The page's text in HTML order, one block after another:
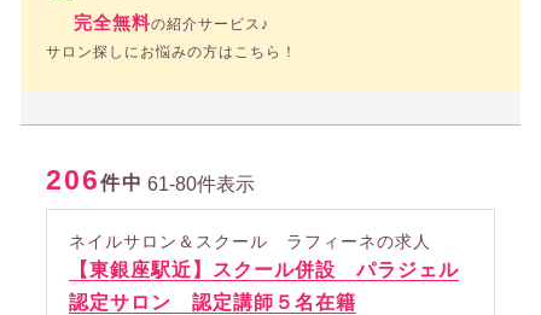
完全無料の紹介サービス♪
サロン探しにお悩みの方はこちら！
206件中 61-80件表示
ネイルサロン＆スクール ラフィーネの求人
【東銀座駅近】スクール併設 パラジェル
認定サロン 認定講師５名在籍